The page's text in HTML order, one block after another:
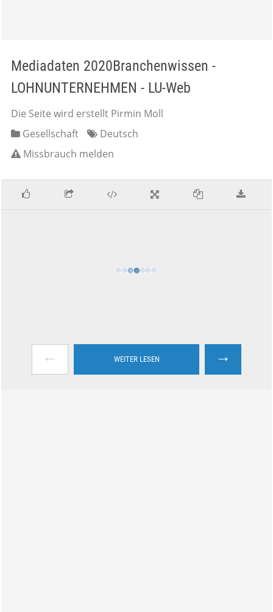
Mediadaten 2020Branchenwissen -
LOHNUNTERNEHMEN - LU-Web
Die Seite wird erstellt Pirmin Moll
Gesellschaft
Deutsch
Missbrauch melden
← WEITER LESEN →